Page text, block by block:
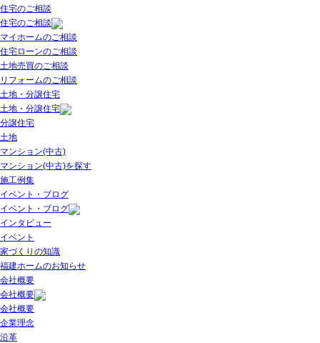
住宅のご相談
住宅のご相談
マイホームのご相談
住宅ローンのご相談
土地売買のご相談
リフォームのご相談
土地・分譲住宅
土地・分譲住宅
分譲住宅
土地
マンション(中古)
マンション(中古)を探す
施工例集
イベント・ブログ
イベント・ブログ
インタビュー
イベント
家づくりの知識
福建ホームのお知らせ
会社概要
会社概要
会社概要
企業理念
沿革